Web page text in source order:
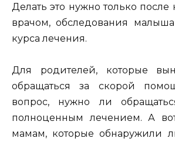
Делать это нужно только после
врачом, обследования
курса лечения.
Для родителей, которые
обращаться за скорой
вопрос, нужно ли
полноценным лечением. А
мамам, которые обнаружили